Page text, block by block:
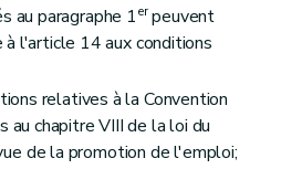
au paragraphe 1erpeuvent
l'article 14 aux conditions
relatives à la Convention
au chapitre VIII de la loi du
de la promotion de l'emploi;